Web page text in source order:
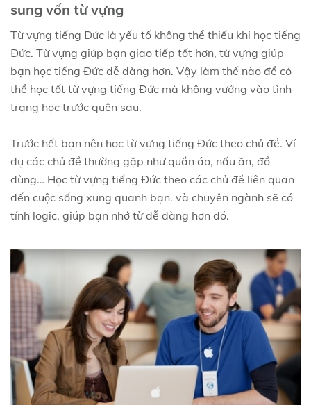
sung vốn từ vựng
Từ vựng tiếng Đức là yếu tố không thể thiếu khi học tiếng
Đức. Từ vựng giúp bạn giao tiếp tốt hơn, từ vựng giúp
bạn học tiếng Đức dễ dàng hơn. Vậy làm thế nào để có
thể học tốt từ vựng tiếng Đức mà không vướng vào tình
trạng học trước quên sau.
Trước hết bạn nên học từ vựng tiếng Đức theo chủ đề. Ví
dụ các chủ đề thường gặp như quần áo, nấu ăn, đồ
dùng… Học từ vựng tiếng Đức theo các chủ đề liên quan
đến cuộc sống xung quanh bạn. và chuyên ngành sẽ có
tính logic, giúp bạn nhớ từ dễ dàng hơn đó.